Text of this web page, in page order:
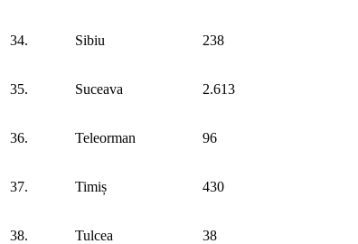
34. Sibiu 238
35. Suceava 2.613
36. Teleorman 96
37. Timiș 430
38. Tulcea 38